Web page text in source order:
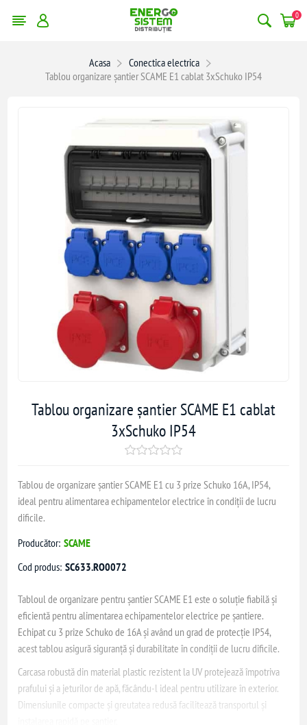
0
Acasa
Conectica electrica
Tablou organizare șantier SCAME E1 cablat 3xSchuko IP54
Tablou organizare șantier SCAME E1 cablat
3xSchuko IP54
Tablou de organizare șantier SCAME E1 cu 3 prize Schuko 16A, IP54,
ideal pentru alimentarea echipamentelor electrice în condiții de lucru
dificile.
Producător: SCAME
Cod produs: SC633.RO0072
Tabloul de organizare pentru șantier SCAME E1 este o soluție fiabilă și
eficientă pentru alimentarea echipamentelor electrice pe șantiere.
Echipat cu 3 prize Schuko de 16A și având un grad de protecție IP54,
acest tablou asigură siguranță și durabilitate în condiții de lucru dificile.
Carcasa robustă din material plastic rezistent la UV protejează împotriva
prafului și a jeturilor de apă, făcându-l ideal pentru utilizare în exterior.
Dimensiunile compacte și greutatea redusă facilitează transportul și